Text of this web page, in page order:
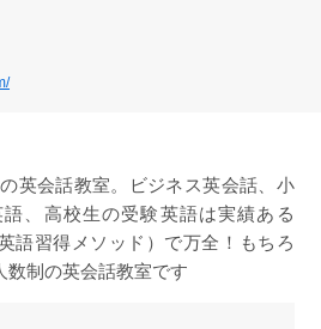
英会話教室。ビジネス英会話、小
、高校生の受験英語は実績ある
語習得メソッド）で万全！もちろ
数制の英会話教室です